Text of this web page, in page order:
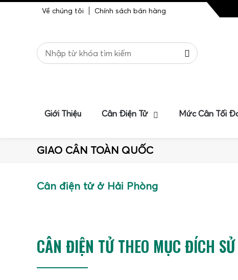
Về chúng tôi Chính sách bán hàng
Giới Thiệu Cân Điện Tử Mức Cân Tối
GIAO CÂN TOÀN QUỐC
Cân điện tử ở Hải Phòng
CÂN ĐIỆN TỬ THEO MỤC ĐÍCH